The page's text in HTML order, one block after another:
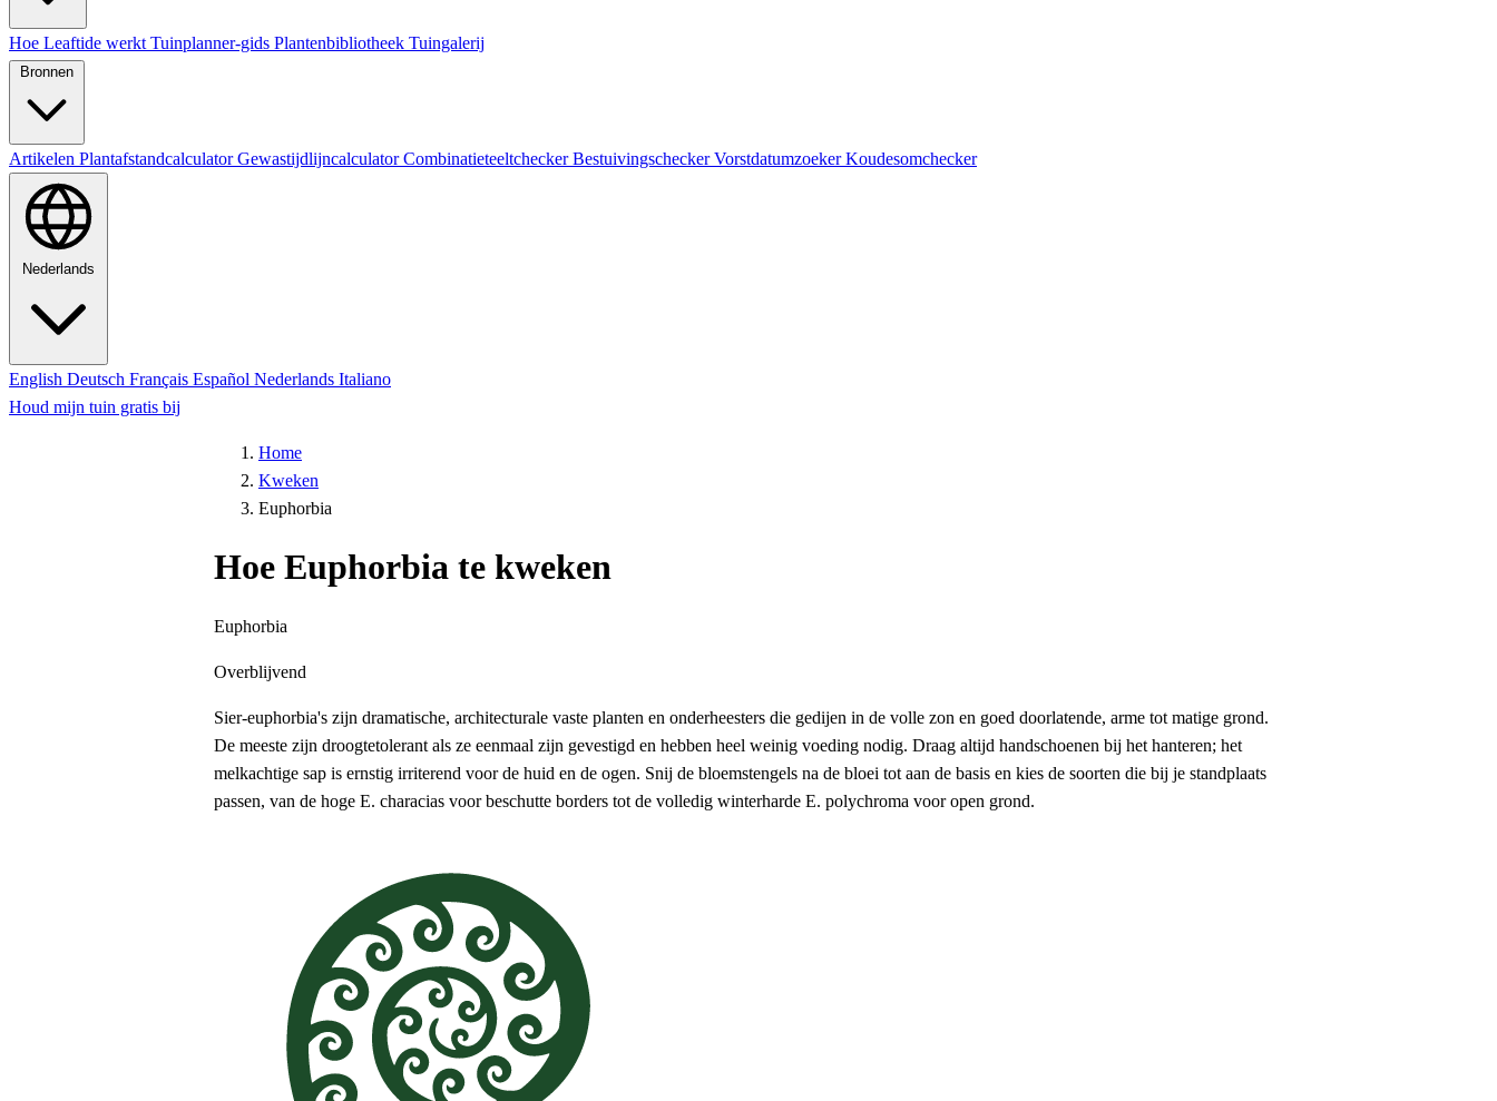
Hoe Leaftide werkt Tuinplanner-gids Plantenbibliotheek Tuingalerij
Bronnen
Artikelen PlantafstandcalculatorGewastijdlijncalculatorCombinatieteeltcheckerBestuivingscheckerVorstdatumzoekerKoudesomchecker
Nederlands
English Deutsch Français Español Nederlands Italiano
Houd mijn tuin gratis bij
Home
Kweken
Euphorbia
Hoe Euphorbia te kweken
Euphorbia
Overblijvend
Sier-euphorbia's zijn dramatische, architecturale vaste planten en onderheesters die gedijen in de volle zon en goed doorlatende, arme tot matige grond.
De meeste zijn droogtetolerant als ze eenmaal zijn gevestigd en hebben heel weinig voeding nodig. Draag altijd handschoenen bij het hanteren; het
melkachtige sap is ernstig irriterend voor de huid en de ogen. Snij de bloemstengels na de bloei tot aan de basis en kies de soorten die bij je standplaats
passen, van de hoge E. characias voor beschutte borders tot de volledig winterharde E. polychroma voor open grond.